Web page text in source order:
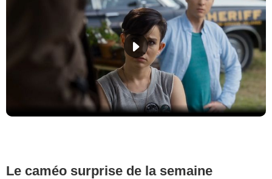
Le caméo surprise de la semaine